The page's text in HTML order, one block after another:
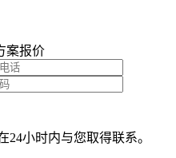
案报价
小时内与您取得联系。